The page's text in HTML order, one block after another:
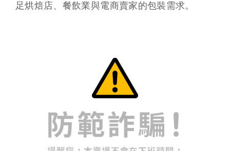
足烘焙店、餐飲業與電商賣家的包裝需求。